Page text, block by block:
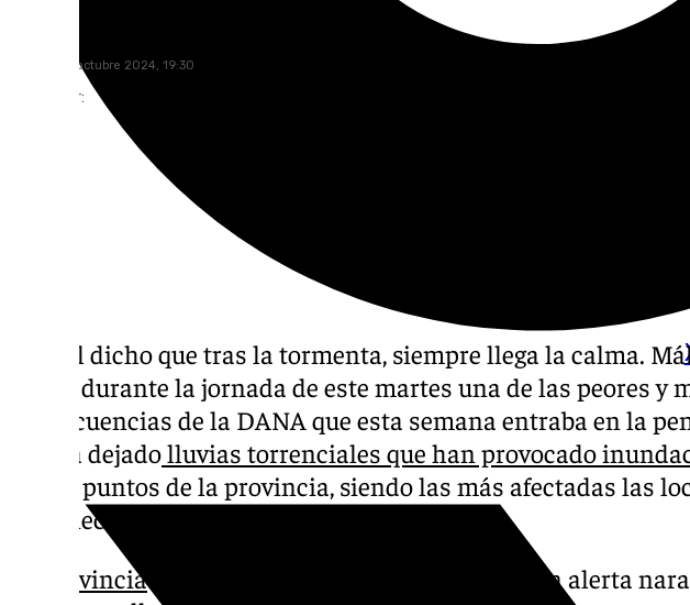
martes, 29 octubre 2024, 19:30
Compartir:
Dice el dicho que tras la tormenta, siempre llega la calma.
vivido durante la jornada de este martes una de las peores y
consecuencias de la DANA que esta semana entraba en la
que ha dejadolluvias torrenciales que han provocado
varios puntos de la provincia, siendo las más afectadas las
pertenecientes al Valle del Guadalhorce.
provinciapermanecía desde la tarde de ayer en alerta